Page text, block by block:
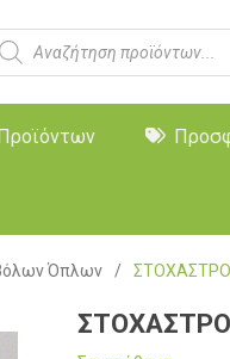
Όπλων / ΣΤΟΧΑΣΤΡΟ
ΣΤΟΧΑΣΤΡΟ